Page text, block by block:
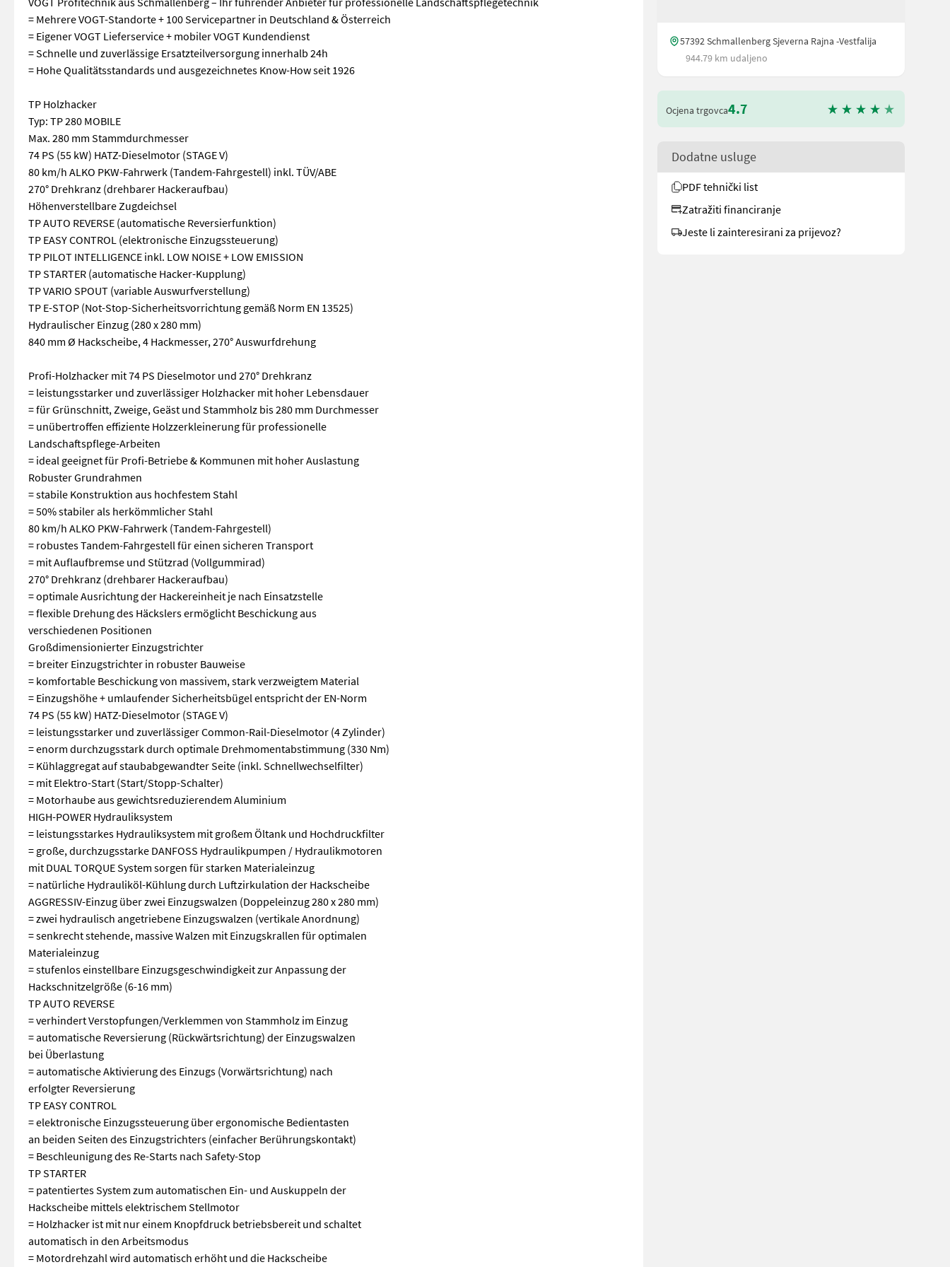
= Mehrere VOGT-Standorte + 100 Servicepartner in Deutschland & Österreich
= Eigener VOGT Lieferservice + mobiler VOGT Kundendienst
= Schnelle und zuverlässige Ersatzteilversorgung innerhalb 24h
= Hohe Qualitätsstandards und ausgezeichnetes Know-How seit 1926
TP Holzhacker
Typ: TP 280 MOBILE
Max. 280 mm Stammdurchmesser
74 PS (55 kW) HATZ-Dieselmotor (STAGE V)
80 km/h ALKO PKW-Fahrwerk (Tandem-Fahrgestell) inkl. TÜV/ABE
270° Drehkranz (drehbarer Hackeraufbau)
Höhenverstellbare Zugdeichsel
TP AUTO REVERSE (automatische Reversierfunktion)
TP EASY CONTROL (elektronische Einzugssteuerung)
TP PILOT INTELLIGENCE inkl. LOW NOISE + LOW EMISSION
TP STARTER (automatische Hacker-Kupplung)
TP VARIO SPOUT (variable Auswurfverstellung)
TP E-STOP (Not-Stop-Sicherheitsvorrichtung gemäß Norm EN 13525)
Hydraulischer Einzug (280 x 280 mm)
840 mm Ø Hackscheibe, 4 Hackmesser, 270° Auswurfdrehung
Profi-Holzhacker mit 74 PS Dieselmotor und 270° Drehkranz
= leistungsstarker und zuverlässiger Holzhacker mit hoher Lebensdauer
= für Grünschnitt, Zweige, Geäst und Stammholz bis 280 mm Durchmesser
= unübertroffen effiziente Holzzerkleinerung für professionelle
Landschaftspflege-Arbeiten
= ideal geeignet für Profi-Betriebe & Kommunen mit hoher Auslastung
Robuster Grundrahmen
= stabile Konstruktion aus hochfestem Stahl
= 50% stabiler als herkömmlicher Stahl
80 km/h ALKO PKW-Fahrwerk (Tandem-Fahrgestell)
= robustes Tandem-Fahrgestell für einen sicheren Transport
= mit Auflaufbremse und Stützrad (Vollgummirad)
270° Drehkranz (drehbarer Hackeraufbau)
= optimale Ausrichtung der Hackereinheit je nach Einsatzstelle
= flexible Drehung des Häckslers ermöglicht Beschickung aus
verschiedenen Positionen
Großdimensionierter Einzugstrichter
= breiter Einzugstrichter in robuster Bauweise
= komfortable Beschickung von massivem, stark verzweigtem Material
= Einzugshöhe + umlaufender Sicherheitsbügel entspricht der EN-Norm
74 PS (55 kW) HATZ-Dieselmotor (STAGE V)
= leistungsstarker und zuverlässiger Common-Rail-Dieselmotor (4 Zylinder)
= enorm durchzugsstark durch optimale Drehmomentabstimmung (330 Nm)
= Kühlaggregat auf staubabgewandter Seite (inkl. Schnellwechselfilter)
= mit Elektro-Start (Start/Stopp-Schalter)
= Motorhaube aus gewichtsreduzierendem Aluminium
HIGH-POWER Hydrauliksystem
= leistungsstarkes Hydrauliksystem mit großem Öltank und Hochdruckfilter
= große, durchzugsstarke DANFOSS Hydraulikpumpen / Hydraulikmotoren
mit DUAL TORQUE System sorgen für starken Materialeinzug
= natürliche Hydrauliköl-Kühlung durch Luftzirkulation der Hackscheibe
AGGRESSIV-Einzug über zwei Einzugswalzen (Doppeleinzug 280 x 280 mm)
= zwei hydraulisch angetriebene Einzugswalzen (vertikale Anordnung)
= senkrecht stehende, massive Walzen mit Einzugskrallen für optimalen
Materialeinzug
= stufenlos einstellbare Einzugsgeschwindigkeit zur Anpassung der
Hackschnitzelgröße (6-16 mm)
TP AUTO REVERSE
= verhindert Verstopfungen/Verklemmen von Stammholz im Einzug
= automatische Reversierung (Rückwärtsrichtung) der Einzugswalzen
bei Überlastung
= automatische Aktivierung des Einzugs (Vorwärtsrichtung) nach
erfolgter Reversierung
TP EASY CONTROL
= elektronische Einzugssteuerung über ergonomische Bedientasten
an beiden Seiten des Einzugstrichters (einfacher Berührungskontakt)
= Beschleunigung des Re-Starts nach Safety-Stop
TP STARTER
= patentiertes System zum automatischen Ein- und Auskuppeln der
Hackscheibe mittels elektrischem Stellmotor
= Holzhacker ist mit nur einem Knopfdruck betriebsbereit und schaltet
automatisch in den Arbeitsmodus
= Motordrehzahl wird automatisch erhöht und die Hackscheibe
57392 Schmallenberg Sjeverna Rajna -Vestfalija
944.79 km udaljeno
Ocjena trgovca4.7
Dodatne usluge
PDF tehnički list
Zatražiti financiranje
Jeste li zainteresirani za prijevoz?